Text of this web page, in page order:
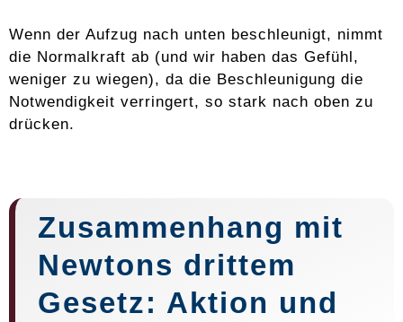
Wenn der Aufzug nach unten beschleunigt, nimmt
die Normalkraft ab (und wir haben das Gefühl,
weniger zu wiegen), da die Beschleunigung die
Notwendigkeit verringert, so stark nach oben zu
drücken.
Zusammenhang mit
Newtons drittem
Gesetz: Aktion und